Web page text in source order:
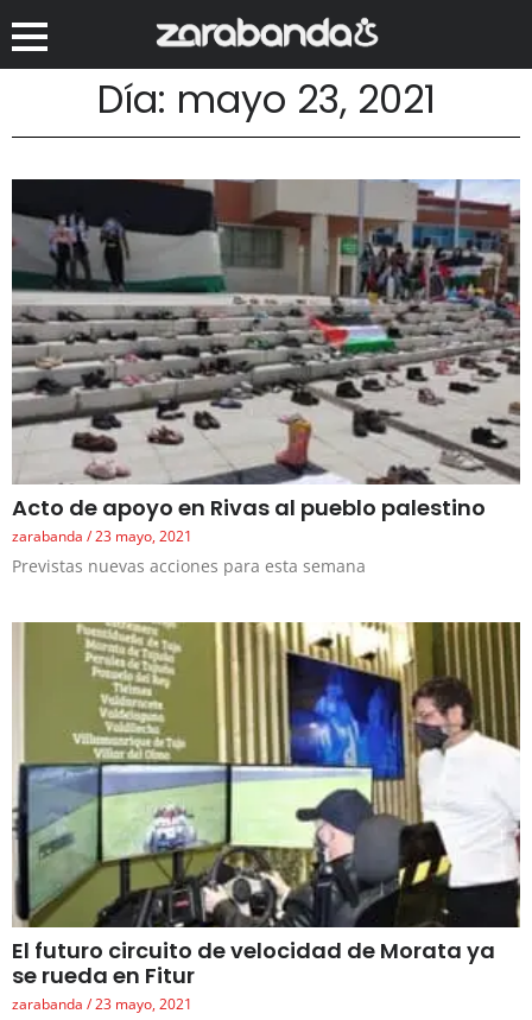
Día: mayo 23, 2021
Acto de apoyo en Rivas al pueblo palestino
zarabanda 23 mayo, 2021
Previstas nuevas acciones para esta semana
El futuro circuito de velocidad de Morata ya
se rueda en Fitur
zarabanda 23 mayo, 2021